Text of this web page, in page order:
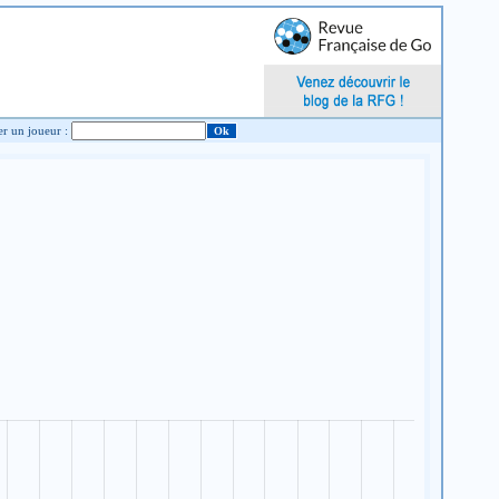
Chercher un joueur :